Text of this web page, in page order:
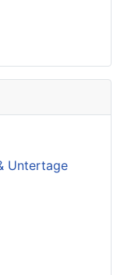
Untertage